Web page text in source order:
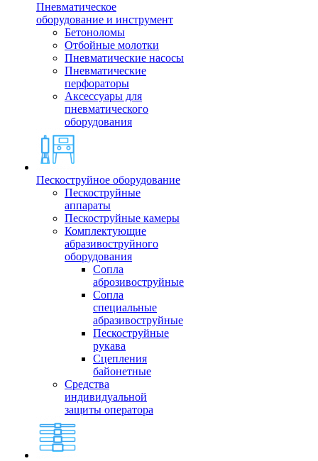
Пневматическое
оборудование и инструмент
Бетоноломы
Отбойные молотки
Пневматические насосы
Пневматические
перфораторы
Аксессуары для
пневматического
оборудования
Пескоструйное оборудование
Пескоструйные
аппараты
Пескоструйные камеры
Комплектующие
абразивоструйного
оборудования
Сопла
аброзивоструйные
Сопла
специальные
абразивоструйные
Пескоструйные
рукава
Сцепления
байонетные
Средства
индивидуальной
защиты оператора